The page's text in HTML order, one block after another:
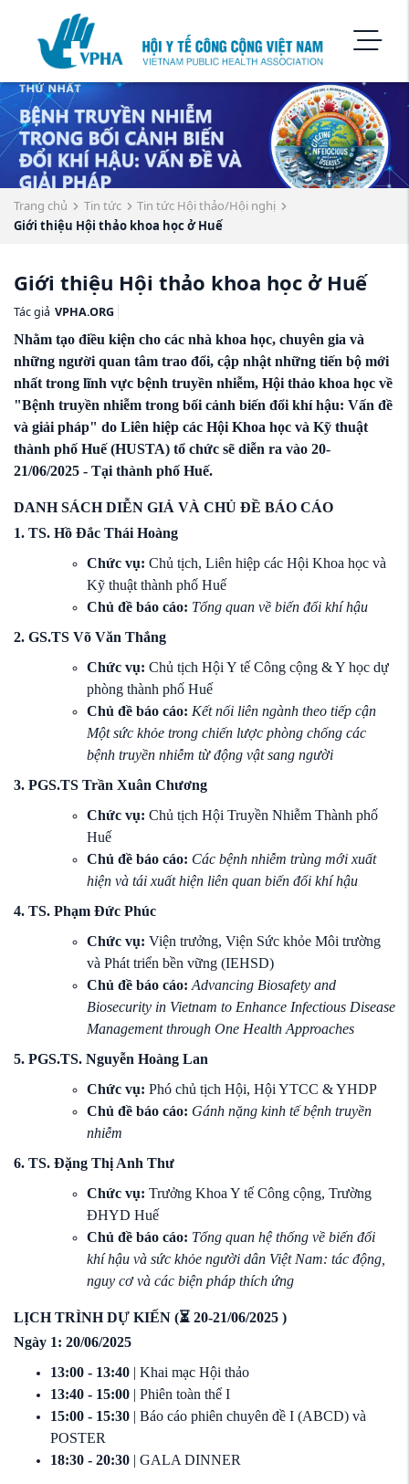
Trang chủ Tin tức
Tin tức Hội thảo/Hội nghị
Giới thiệu Hội thảo khoa học ở Huế
Giới thiệu Hội thảo khoa học ở Huế
Tác giả VPHA.ORG
Nhằm tạo điều kiện cho các nhà khoa học, chuyên gia và
những người quan tâm trao đổi, cập nhật những tiến bộ mới
nhất trong lĩnh vực bệnh truyền nhiễm, Hội thảo khoa học về
"Bệnh truyền nhiễm trong bối cảnh biến đổi khí hậu: Vấn đề
và giải pháp" do Liên hiệp các Hội Khoa học và Kỹ thuật
thành phố Huế (HUSTA) tổ chức sẽ diễn ra vào 20-
21/06/2025 - Tại thành phố Huế.
DANH SÁCH DIỄN GIẢ VÀ CHỦ ĐỀ BÁO CÁO
1. TS. Hồ Đắc Thái Hoàng
Chức vụ: Chủ tịch, Liên hiệp các Hội Khoa học và
Kỹ thuật thành phố Huế
Chủ đề báo cáo: Tổng quan về biến đổi khí hậu
2. GS.TS Võ Văn Thắng
Chức vụ: Chủ tịch Hội Y tế Công cộng & Y học dự
phòng thành phố Huế
Chủ đề báo cáo: Kết nối liên ngành theo tiếp cận
Một sức khỏe trong chiến lược phòng chống các
bệnh truyền nhiễm từ động vật sang người
3. PGS.TS Trần Xuân Chương
Chức vụ: Chủ tịch Hội Truyền Nhiễm Thành phố
Huế
Chủ đề báo cáo: Các bệnh nhiễm trùng mới xuất
hiện và tái xuất hiện liên quan biến đổi khí hậu
4. TS. Phạm Đức Phúc
Chức vụ: Viện trưởng, Viện Sức khỏe Môi trường
và Phát triển bền vững (IEHSD)
Chủ đề báo cáo: Advancing Biosafety and
Biosecurity in Vietnam to Enhance Infectious Disease
Management through One Health Approaches
5. PGS.TS. Nguyễn Hoàng Lan
Chức vụ: Phó chủ tịch Hội, Hội YTCC & YHDP
Chủ đề báo cáo: Gánh nặng kinh tế bệnh truyền
nhiễm
6. TS. Đặng Thị Anh Thư
Chức vụ: Trưởng Khoa Y tế Công cộng, Trường
ĐHYD Huế
Chủ đề báo cáo: Tổng quan hệ thống về biến đổi
khí hậu và sức khỏe người dân Việt Nam: tác động,
nguy cơ và các biện pháp thích ứng
LỊCH TRÌNH DỰ KIẾN (⏳ 20-21/06/2025 )
Ngày 1: 20/06/2025
13:00 - 13:40 | Khai mạc Hội thảo
13:40 - 15:00 | Phiên toàn thể I
15:00 - 15:30 | Báo cáo phiên chuyên đề I (ABCD) và
POSTER
18:30 - 20:30 | GALA DINNER